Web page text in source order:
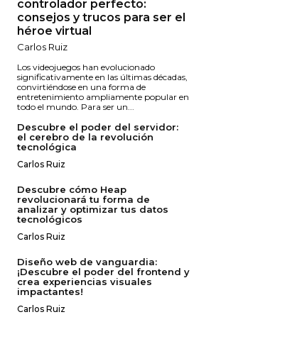
controlador perfecto:
consejos y trucos para ser el
héroe virtual
Carlos Ruiz
Los videojuegos han evolucionado
significativamente en las últimas décadas,
convirtiéndose en una forma de
entretenimiento ampliamente popular en
todo el mundo. Para ser un...
Descubre el poder del servidor:
el cerebro de la revolución
tecnológica
Carlos Ruiz
Descubre cómo Heap
revolucionará tu forma de
analizar y optimizar tus datos
tecnológicos
Carlos Ruiz
Diseño web de vanguardia:
¡Descubre el poder del frontend y
crea experiencias visuales
impactantes!
Carlos Ruiz